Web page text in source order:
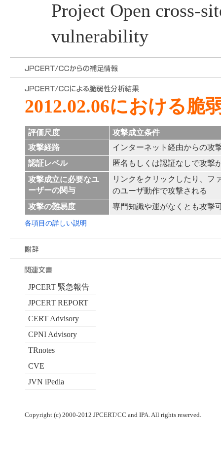
Project Open cross-
vulnerability
2012.02.06における脆
評価尺度
攻撃成立条件
攻撃経路
インターネット経由からの攻
認証レベル
匿名もしくは認証なしで攻撃
攻撃成立に必要なユ
ーザーの関与
リンクをクリックしたり、フ
のユーザ動作で攻撃される
攻撃の難易度
専門知識や運がなくとも攻撃
各項目の詳しい説明
JPCERT 緊急報告
JPCERT REPORT
CERT Advisory
CPNI Advisory
TRnotes
CVE
JVN iPedia
Copyright (c) 2000-2012 JPCERT/CC and IPA. All rights reserved.